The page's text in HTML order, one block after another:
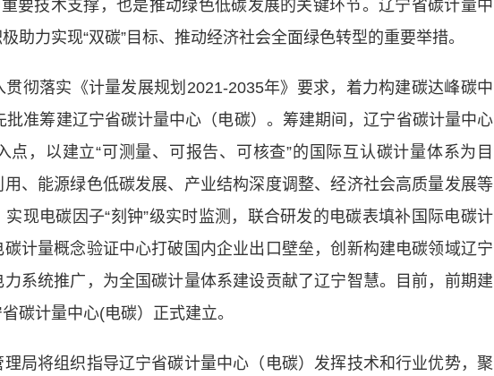
技术支撑，也是推动绿色低碳发展的关键环节。辽宁省碳计量中
助力实现“双碳”目标、推动经济社会全面绿色转型的重要举措。
落实《计量发展规划2021-2035年》要求，着力构建碳达峰碳中
准筹建辽宁省碳计量中心（电碳）。筹建期间，辽宁省碳计量中心
点，以建立“可测量、可报告、可核查”的国际互认碳计量体系为目
、能源绿色低碳发展、产业结构深度调整、经济社会高质量发展等
现电碳因子“刻钟”级实时监测，联合研发的电碳表填补国际电碳计
计量概念验证中心打破国内企业出口壁垒，创新构建电碳领域辽宁
系统推广，为全国碳计量体系建设贡献了辽宁智慧。目前，前期建
碳计量中心(电碳）正式建立。
将组织指导辽宁省碳计量中心（电碳）发挥技术和行业优势，聚